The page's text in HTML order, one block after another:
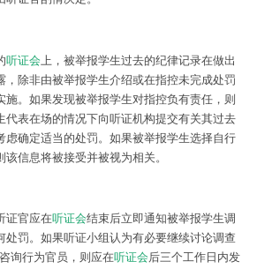
听证会 上，被举报学生过去的纪律记录在做出
，除非由被举报学生介绍或在指控未完成处罚
施。如果发现被举报学生对指控负有责任，则
代表在场的情况下向听证机构提交有关其过去
虑确定适当的处罚。如果被举报学生选择自行
信息将被接受并被视为相关。
证官应在听证会结束后立即通知被举报学生调
处罚。如果听证小组认为有必要继续讨论调查
询行为官员，则应在听证会后三个工作日内发